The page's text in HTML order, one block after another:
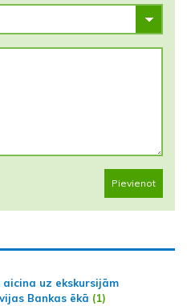
Pievienot
aicina uz ekskursijām
Bankas ēkā (1)